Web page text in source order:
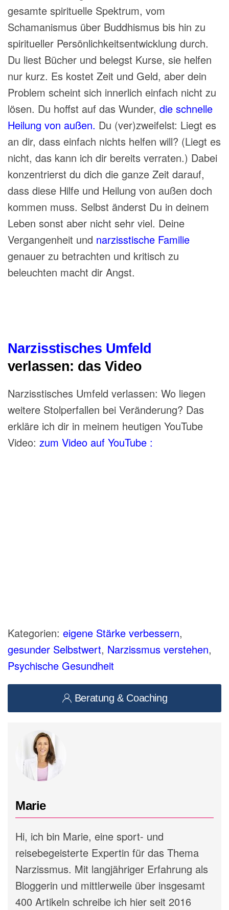
gesamte spirituelle Spektrum, vom
Schamanismus über Buddhismus bis hin zu
spiritueller Persönlichkeitsentwicklung durch.
Du liest Bücher und belegst Kurse, sie helfen
nur kurz. Es kostet Zeit und Geld, aber dein
Problem scheint sich innerlich einfach nicht zu
lösen. Du hoffst auf das Wunder, die schnelle
Heilung von außen. Du (ver)zweifelst: Liegt es
an dir, dass einfach nichts helfen will? (Liegt es
nicht, das kann ich dir bereits verraten.) Dabei
konzentrierst du dich die ganze Zeit darauf,
dass diese Hilfe und Heilung von außen doch
kommen muss. Selbst änderst Du in deinem
Leben sonst aber nicht sehr viel. Deine
Vergangenheit und narzisstische Familie
genauer zu betrachten und kritisch zu
beleuchten macht dir Angst.
Narzisstisches Umfeld
verlassen: das Video
Narzisstisches Umfeld verlassen: Wo liegen
weitere Stolperfallen bei Veränderung? Das
erkläre ich dir in meinem heutigen YouTube
Video: zum Video auf YouTube :
Kategorien: eigene Stärke verbessern,
gesunder Selbstwert, Narzissmus verstehen,
Psychische Gesundheit
Beratung & Coaching
Marie
Hi, ich bin Marie, eine sport- und
reisebegeisterte Expertin für das Thema
Narzissmus. Mit langjähriger Erfahrung als
Bloggerin und mittlerweile über insgesamt
400 Artikeln schreibe ich hier seit 2016